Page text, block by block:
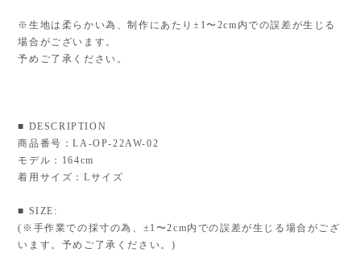
※生地は柔らかい為、制作にあたり±1〜2cm内での誤差が生じる
場合がございます。
予めご了承ください。
■ DESCRIPTION
商品番号：LA-OP-22AW-02
モデル：164cm
着用サイズ：Lサイズ
■ SIZE:
(※手作業での採寸の為、±1〜2cm内での誤差が生じる場合がござ
います。予めご了承ください。)